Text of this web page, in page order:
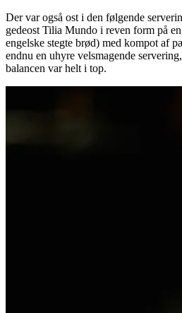
Der var også ost i den følgende
gedeost Tilia Mundo i reven form på
engelske stegte brød) med kompot af
endnu en uhyre velsmagende
balancen var helt i top.